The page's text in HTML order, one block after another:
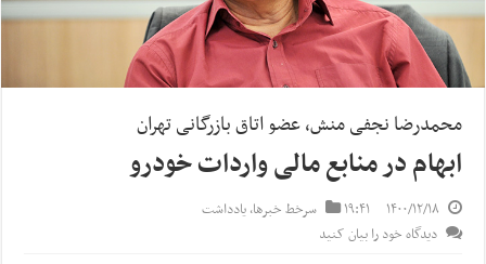
محمدرضا نجفی منش، عضو اتاق بازرگانی تهران
ابهام در منابع مالی واردات خودرو
۱۴۰۰/۱۲/۱۸ ۱۹:۴۱ سرخط خبرها,یادداشت
دیدگاه خود را بیان کنید